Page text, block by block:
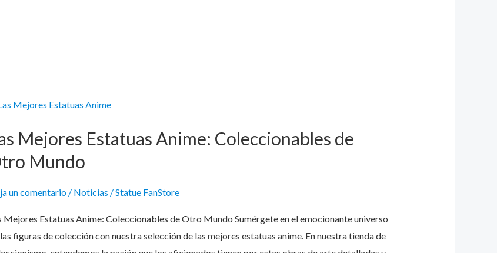
Mejores Estatuas Anime: Coleccionables de
Mundo
un comentario / Noticias /Statue FanStore
Mejores Estatuas Anime: Coleccionables de Otro Mundo Sumérgete en el emocionante universo
figuras de colección con nuestra selección de las mejores estatuas anime. En nuestra tienda de